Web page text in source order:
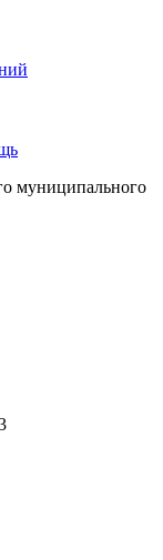
муниципального